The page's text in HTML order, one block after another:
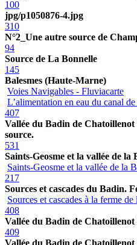
100
jpg/p1050876-4.jpg
310
N°2_Une autre source de
94
Source de La Bonnelle
145
Balesmes (Haute-Marne)
Voies Navigables - Fluviacarte
L’alimentation en eau du canal
407
Vallée du Badin de
source.
531
Saints-Geosme et la vallée de la
Saints-Geosme et la vallée de la
217
Sources et cascades du Badin.
Sources et cascades à la ferme
408
Vallée du Badin de
409
Vallée du Badin de Chatoillenot